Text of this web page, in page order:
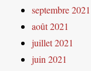
septembre 2021
août 2021
juillet 2021
juin 2021